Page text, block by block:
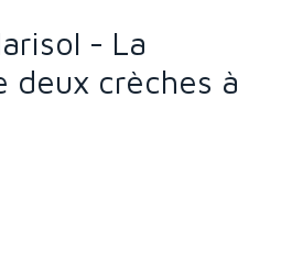
- La
deux crèches à